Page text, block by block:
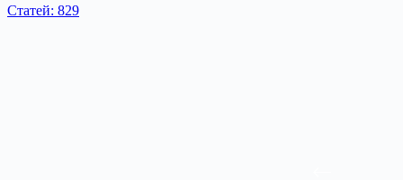
Статей: 829